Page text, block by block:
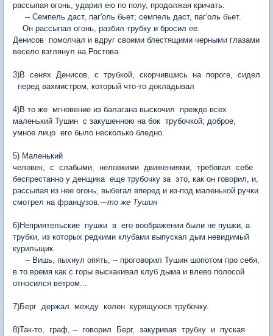
рассыпая огонь, ударил ею по полу, продолжая кричать.
-- Семпель даст, паг'оль бьет; семпель даст, паг'оль бьет.
Он рассыпал огонь, разбил трубку и бросил ее.
Денисов помолчал и вдруг своими блестящими черными глазами
весело взглянул на Ростова.
3)В сенях Денисов, с трубкой, скорчившись на пороге, сидел
перед вахмистром, который что-то докладывал
4)В то же мгновение из балагана выскочил прежде всех
маленький Тушин с закушенною на бок трубочкой; доброе,
умное лицо его было несколько бледно.
5) Маленький
человек, с слабыми, неловкими движениями, требовал себе
беспрестанно у денщика еще трубочку за это, как он говорил, и,
рассыпая из нее огонь, выбегал вперед и из-под маленькой ручки
смотрел на французов.---то же Тушин
6)Неприятельские пушки в его воображении были не пушки, а
трубки, из которых редкими клубами выпускал дым невидимый
курильщик.
-- Вишь, пыхнул опять, -- проговорил Тушин шопотом про себя,
в то время как с горы выскакивал клуб дыма и влево полосой
относился ветром...
7)Берг держал между колен курящуюся трубочку.
8)Так-то, граф, -- говорил Берг, закуривая трубку и пуская